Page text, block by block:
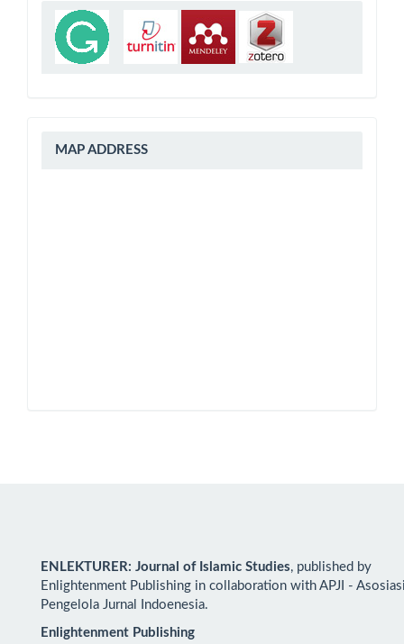
peta
MAP ADDRESS
ENLEKTURER: Journal of Islamic Studies, published by
Enlightenment Publishing in collaboration with APJI -
Pengelola Jurnal Indoenesia.
Enlightenment Publishing